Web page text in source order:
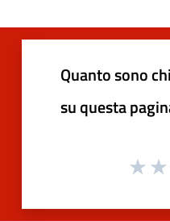
Quanto sono
su questa